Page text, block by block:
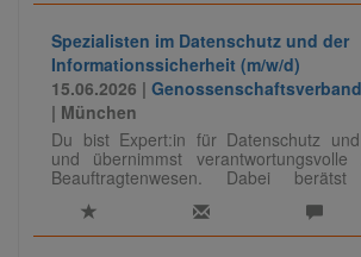
Spezialisten im Datenschutz und der
Informationssicherheit (m/w/d)
15.06.2026 |
| München
Du bist Expert:in für Datenschutz
und übernimmst verantwortungsvolle
Beauftragtenwesen. Dabei
Mandanten, entwickelst
Datenschutzkonzepte weiter und teilst
auch als Referent:in. Eine